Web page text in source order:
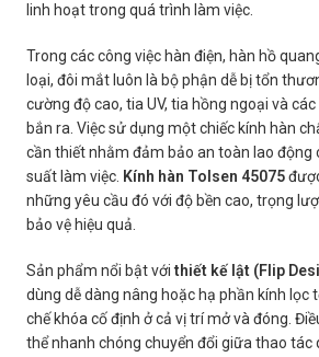
linh hoạt trong quá trình làm việc.
Trong các công việc hàn điện, hàn hồ
loại, đôi mắt luôn là bộ phận dễ bị tổn
cường độ cao, tia UV, tia hồng ngoại và
bắn ra. Việc sử dụng một chiếc kính hàn
cần thiết nhằm đảm bảo an toàn lao động
suất làm việc. Kính hàn Tolsen 45075
những yêu cầu đó với độ bền cao, trọng
bảo vệ hiệu quả.
Sản phẩm nổi bật vớithiết kế lật (Flip
dùng dễ dàng nâng hoặc hạ phần kính lọc
chế khóa cố định ở cả vị trí mở và đóng.
thể nhanh chóng chuyển đổi giữa thao tác